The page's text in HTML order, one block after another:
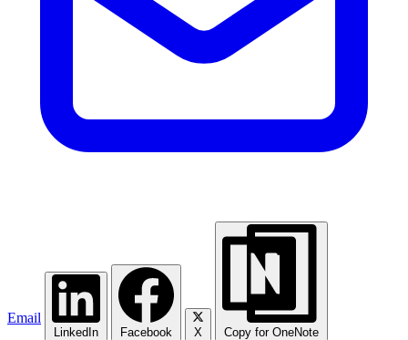
Email
LinkedIn Facebook X Copy for OneNote